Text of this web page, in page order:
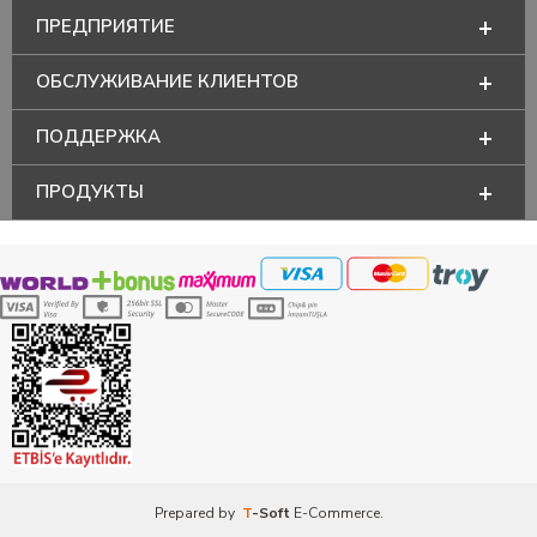
ПРЕДПРИЯТИЕ
ОБСЛУЖИВАНИЕ КЛИЕНТОВ
ПОДДЕРЖКА
ПРОДУКТЫ
Prepared by T-Soft E-Commerce.